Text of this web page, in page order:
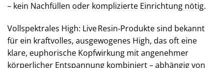
– kein Nachfüllen oder komplizierte Einrichtung nötig.
Vollspektrales High: Live Resin‑Produkte sind bekannt
für ein kraftvolles, ausgewogenes High, das oft eine
klare, euphorische Kopfwirkung mit angenehmer
körperlicher Entspannung kombiniert – abhängig von